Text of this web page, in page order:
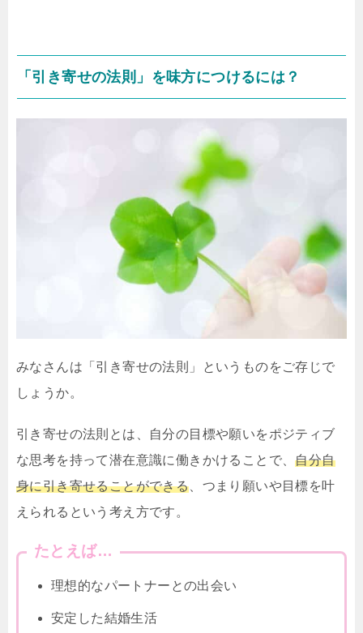
「引き寄せの法則」を味方につけるには？
みなさんは「引き寄せの法則」というものをご存じで
しょうか。
引き寄せの法則とは、自分の目標や願いをポジティブ
な思考を持って潜在意識に働きかけることで、自分自
身に引き寄せることができる 、つまり願いや目標を叶
えられるという考え方です。
たとえば…
理想的なパートナーとの出会い
安定した結婚生活